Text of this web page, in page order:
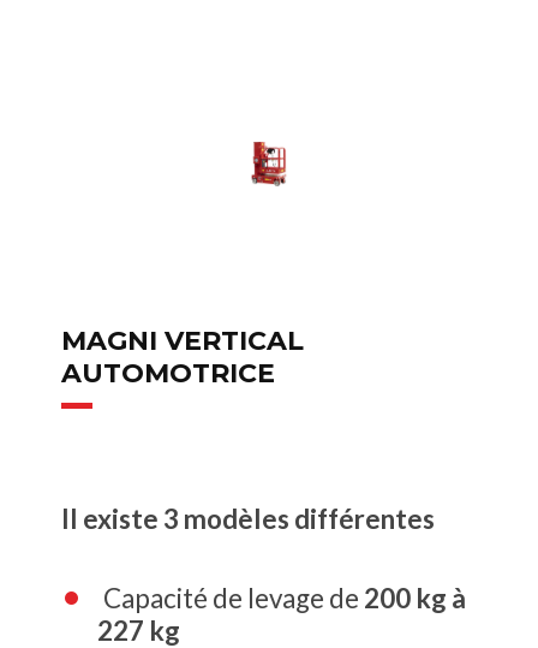
MAGNI VERTICAL
AUTOMOTRICE
Il existe 3 modèles différentes
Capacité de levage de 200 kg à
227 kg